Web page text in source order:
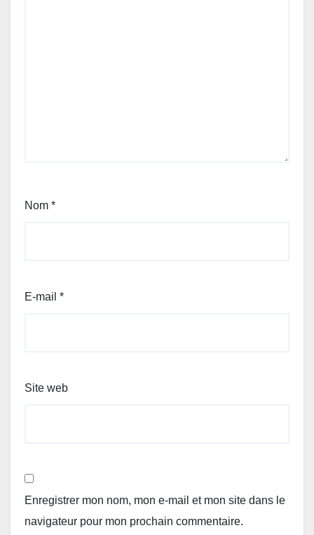
Nom *
E-mail *
Site web
Enregistrer mon nom, mon e-mail et mon site dans le
navigateur pour mon prochain commentaire.